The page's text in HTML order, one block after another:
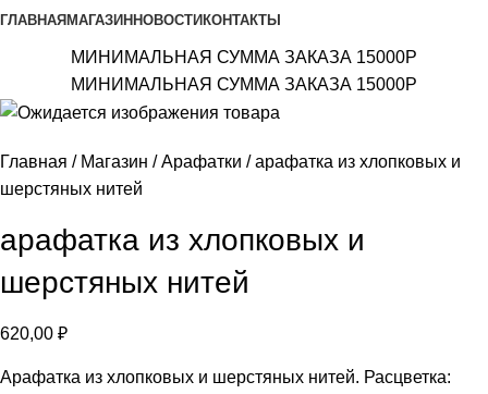
ГЛАВНАЯ МАГАЗИН НОВОСТИ КОНТАКТЫ
МИНИМАЛЬНАЯ СУММА ЗАКАЗА 15000Р
МИНИМАЛЬНАЯ СУММА ЗАКАЗА 15000Р
Главная Магазин Арафатки
арафатка из хлопковых и
шерстяных нитей
арафатка из хлопковых и
шерстяных нитей
620,00 ₽
Арафатка из хлопковых и шерстяных нитей. Расцветка: